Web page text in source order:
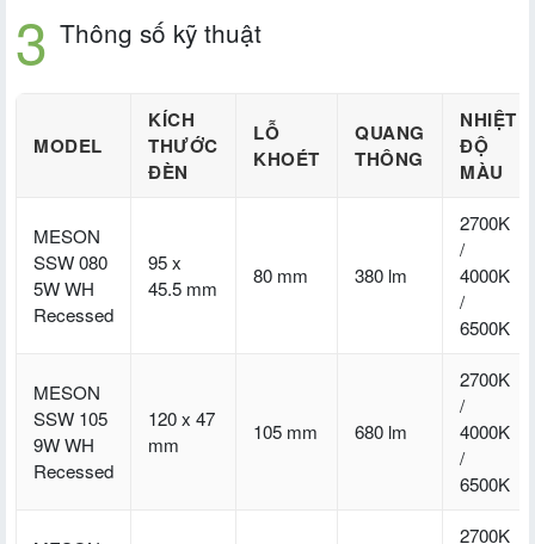
Thông số kỹ thuật
MODEL
KÍCH
THƯỚC
ĐÈN
LỖ
KHOÉT
QUANG
THÔNG
NHIỆT
ĐỘ
MÀU
MESON
SSW 080
5W WH
Recessed
95 x
45.5 mm
80 mm 380 lm
2700K
/
4000K
/
6500K
MESON
SSW 105
9W WH
Recessed
120 x 47
mm
105 mm 680 lm
2700K
/
4000K
/
6500K
2700K